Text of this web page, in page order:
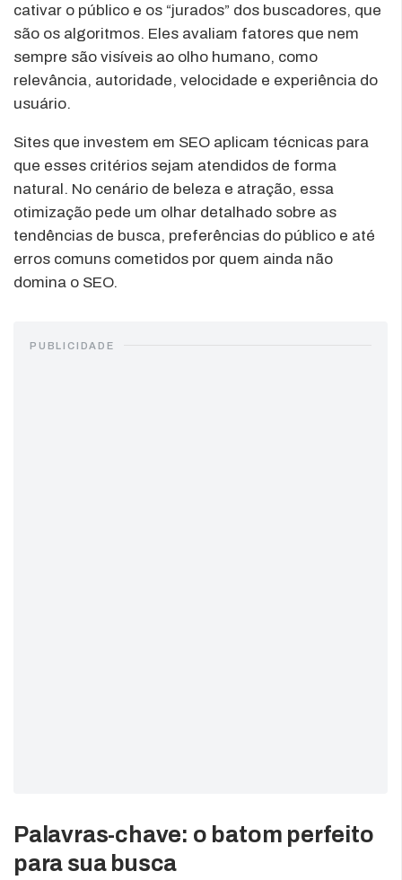
cativar o público e os “jurados” dos buscadores, que
são os algoritmos. Eles avaliam fatores que nem
sempre são visíveis ao olho humano, como
relevância, autoridade, velocidade e experiência do
usuário.
Sites que investem em SEO aplicam técnicas para
que esses critérios sejam atendidos de forma
natural. No cenário de beleza e atração, essa
otimização pede um olhar detalhado sobre as
tendências de busca, preferências do público e até
erros comuns cometidos por quem ainda não
domina o SEO.
PUBLICIDADE
Palavras-chave: o batom perfeito
para sua busca